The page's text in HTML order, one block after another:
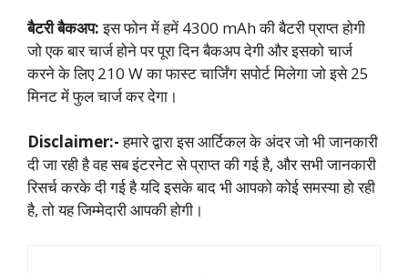
बैटरी बैकअप:इस फोन में हमें 4300 mAh की बैटरी प्राप्त होगी
जो एक बार चार्ज होने पर पूरा दिन बैकअप देगी और इसको चार्ज
करने के लिए 210 W का फास्ट चार्जिंग सपोर्ट मिलेगा जो इसे 25
मिनट में फुल चार्ज कर देगा।
Disclaimer:-हमारे द्वारा इस आर्टिकल के अंदर जो भी जानकारी
दी जा रही है वह सब इंटरनेट से प्राप्त की गई है, और सभी जानकारी
रिसर्च करके दी गई है यदि इसके बाद भी आपको कोई समस्या हो रही
है, तो यह जिम्मेदारी आपकी होगी।